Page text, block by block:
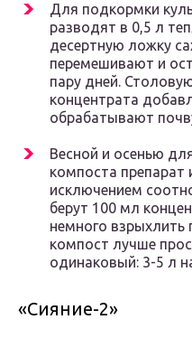
Для подкормки
разводят в 0,5 л
десертную ложку
перемешивают и
пару дней.
концентрата
обрабатывают
Весной и осенью
компоста препарат
исключением
берут 100 мл
немного взрыхлить
компост лучше
одинаковый: 3-5 л
«Сияние-2»